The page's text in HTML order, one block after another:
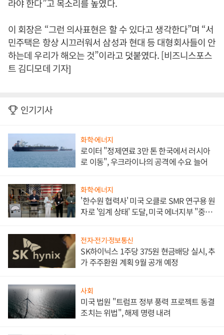
라야 한다”고 목소리를 높였다.
이 회장은 “그런 의사표현은 할 수 있다고 생각한다”며 “서
민주택은 항상 시끄러워서 삼성과 현대 등 대형회사들이 안
하는데 우리가 해오는 것”이라고 덧붙였다. [비즈니스포스
트 김디모데 기자]
인기기사
화학·에너지
로이터 "정제연료 3만 톤 한국에서 러시아
로 이동", 우크라이나의 공격에 수요 늘어
화학·에너지
'한수원 협력사' 미국 오클로 SMR 연구용 원
자로 '임계 상태' 도달, 미국 에너지부 "중요
전자·전기·정보통신
SK하이닉스 1주당 375원 현금배당 실시, 추
가 주주환원 계획 9월 공개 예정
사회
미국 법원 "트럼프 정부 풍력 프로젝트 동결
조치는 위법", 해제 명령 내려